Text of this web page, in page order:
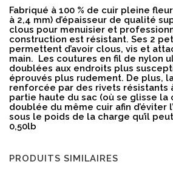
Fabriqué à 100 % de cuir pleine
à 2,4 mm) d’épaisseur de qualité
clous pour menuisier et
construction est résistant. Ses 2
permettent d’avoir clous, vis et
main. Les coutures en fil de nylon
doublées aux endroits plus
éprouvés plus rudement. De plus,
renforcée par des rivets résistants
partie haute du sac (où se glisse la
doublée du même cuir afin d’éviter
sous le poids de la charge qu’il
0,50lb
PRODUITS SIMILAIRES